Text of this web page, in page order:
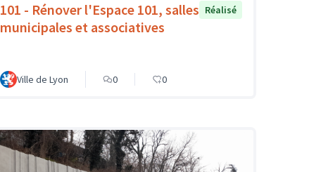
101 - Rénover l'Espace 101, salles
municipales et associatives
Réalisé
Ville de Lyon 0 0